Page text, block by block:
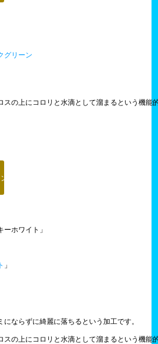
グリーン
スの上にコロリと水滴として溜まるという機能
ＨＩＢＩＳＣＵＳ
ーホワイト」
」
ならずに綺麗に落ちるという加工です。
スの上にコロリと水滴として溜まるという機能